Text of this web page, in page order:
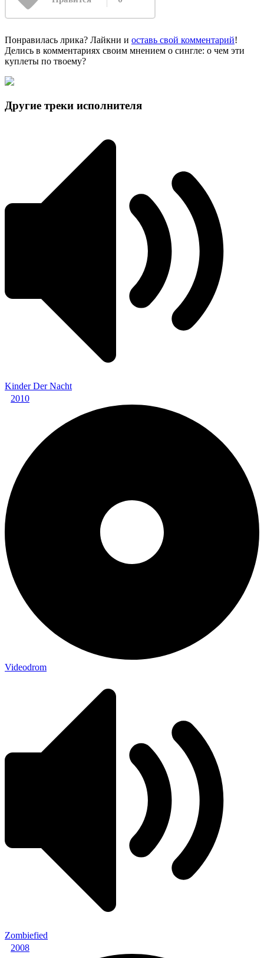
Понравилась лрика? Лайкни и оставь свой комментарий!
Делись в комментариях своим мнением о сингле: о чем эти
куплеты по твоему?
Другие треки исполнителя
Kinder Der Nacht
2010
Videodrom
Zombiefied
2008